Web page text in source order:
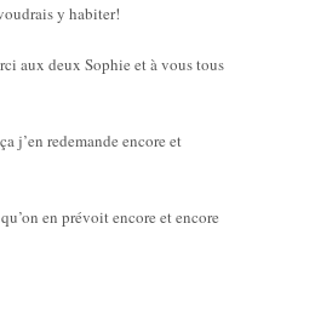
y habiter!
aux deux Sophie et à vous tous
j’en redemande encore et
en prévoit encore et encore